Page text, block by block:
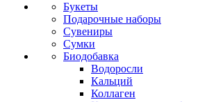
Букеты
Подарочные наборы
Сувениры
Сумки
Биодобавка
Водоросли
Кальций
Коллаген